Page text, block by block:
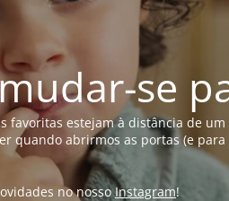
se
estejam à distância de
quando abrirmos as portas (e
no nossoInstagram!